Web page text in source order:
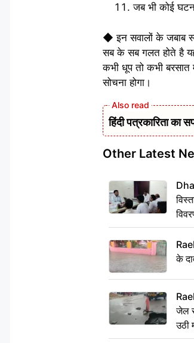
जब भी कोई
◆ इन सवालों के जबाब
सब के सब गलत होते है यह
कभी धूप तो कभी
सोचना होगा।
हिंदी पत्रकारिता का
Other Latest
के
जेल
उठी